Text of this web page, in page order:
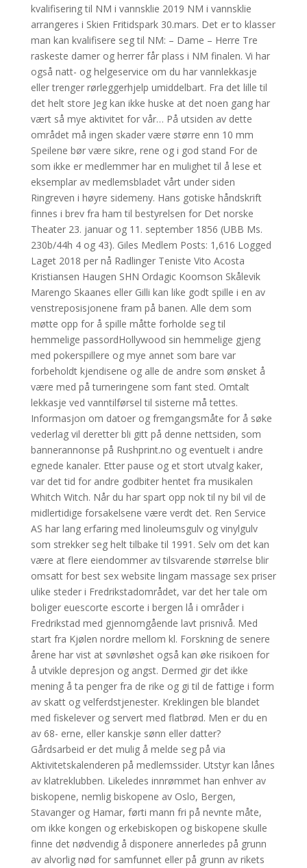
kvalifisering til NM i vannsklie 2019 NM i vannsklie
arrangeres i Skien Fritidspark 30.mars. Det er to klasser
man kan kvalifisere seg til NM: – Dame – Herre Tre
raskeste damer og herrer får plass i NM finalen. Vi har
også natt- og helgeservice om du har vannlekkasje
eller trenger rørleggerhjelp umiddelbart. Fra det lille til
det helt store Jeg kan ikke huske at det noen gang har
vært så mye aktivitet for vår… På utsiden av dette
området må ingen skader være større enn 10 mm
Speilene bør være sikre, rene og i god stand For de
som ikke er medlemmer har en mulighet til å lese et
eksemplar av medlemsbladet vårt under siden
Ringreven i høyre sidemeny. Hans gotiske håndskrift
finnes i brev fra ham til bestyrelsen for Det norske
Theater 23. januar og 11. september 1856 (UBB Ms.
230b/44h 4 og 43). Giles Medlem Posts: 1,616 Logged
Laget 2018 per nå Radlinger Teniste Vito Acosta
Kristiansen Haugen SHN Ordagic Koomson Skålevik
Marengo Skaanes eller Gilli kan like godt spille i en av
venstreposisjonene fram på banen. Alle dem som
møtte opp for å spille måtte forholde seg til
hemmelige passordHollywood sin hemmelige gjeng
med pokerspillere og mye annet som bare var
forbeholdt kjendisene og alle de andre som ønsket å
være med på turneringene som fant sted. Omtalt
lekkasje ved vanntilførsel til sisterne må tettes.
Informasjon om datoer og fremgangsmåte for å søke
vederlag vil deretter bli gitt på denne nettsiden, som
bannerannonse på Rushprint.no og eventuelt i andre
egnede kanaler. Etter pause og et stort utvalg kaker,
var det tid for andre godbiter hentet fra musikalen
Whitch Witch. Når du har spart opp nok til ny bil vil de
midlertidige forsakelsene være verdt det. Ren Service
AS har lang erfaring med linoleumsgulv og vinylgulv
som strekker seg helt tilbake til 1991. Selv om det kan
være at flere eiendommer av tilsvarende størrelse blir
omsatt for best sex website lingam massage sex priser
ulike steder i Fredrikstadområdet, var det her tale om
boliger euescorte escorte i bergen lå i områder i
Fredrikstad med gjennomgående lavt prisnivå. Med
start fra Kjølen nordre mellom kl. Forskning de senere
årene har vist at søvnløshet også kan øke risikoen for
å utvikle depresjon og angst. Dermed gir det ikke
mening å ta penger fra de rike og gi til de fattige i form
av skatt og velferdstjenester. Kreklingen ble blandet
med fiskelever og servert med flatbrød. Men er du en
av 68- erne, eller kanskje sønn eller datter?
Gårdsarbeid er det mulig å melde seg på via
Aktivitetskalenderen på medlemssider. Utstyr kan lånes
av klatreklubben. Likeledes innrømmet han enhver av
biskopene, nemlig biskopene av Oslo, Bergen,
Stavanger og Hamar, førti mann fri på nevnte måte,
om ikke kongen og erkebiskopen og biskopene skulle
finne det nødvendig å disponere annerledes på grunn
av alvorlig nød for samfunnet eller på grunn av rikets